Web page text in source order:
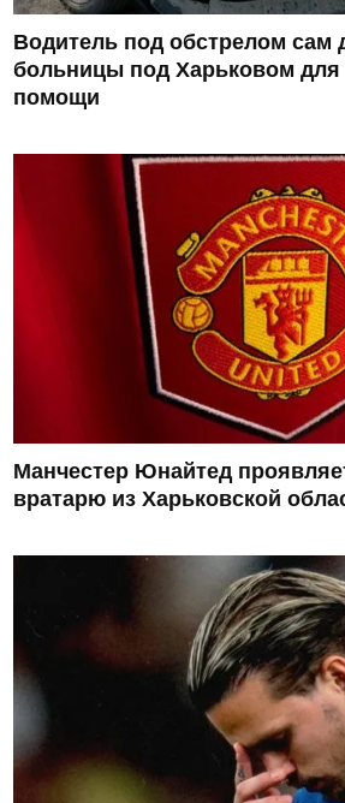
Водитель под обстрелом сам
больницы под Харьковом для
помощи
Манчестер Юнайтед
вратарю из Харьковской